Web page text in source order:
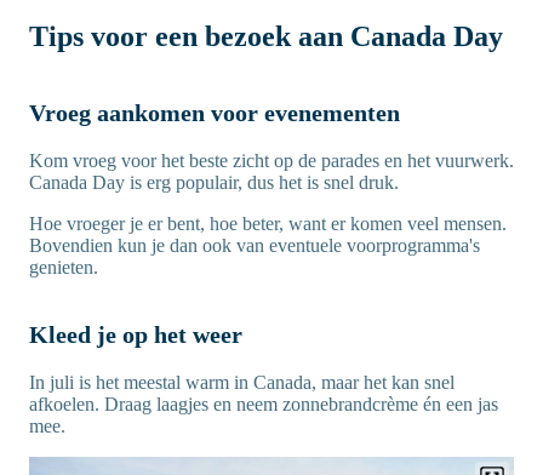
Tips voor een bezoek aan Canada Day
Vroeg aankomen voor evenementen
Kom vroeg voor het beste zicht op de parades en het vuurwerk.
Canada Day is erg populair, dus het is snel druk.
Hoe vroeger je er bent, hoe beter, want er komen veel mensen.
Bovendien kun je dan ook van eventuele voorprogramma's
genieten.
Kleed je op het weer
In juli is het meestal warm in Canada, maar het kan snel
afkoelen. Draag laagjes en neem zonnebrandcrème én een jas
mee.